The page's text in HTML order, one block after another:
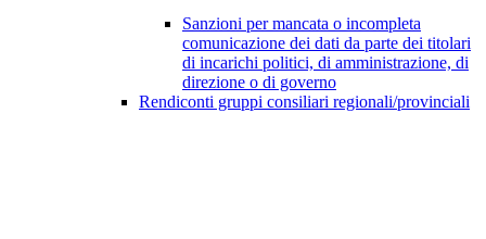
Sanzioni per mancata o incompleta
comunicazione dei dati da parte dei titolari
di incarichi politici, di amministrazione, di
direzione o di governo
Rendiconti gruppi consiliari regionali/provinciali